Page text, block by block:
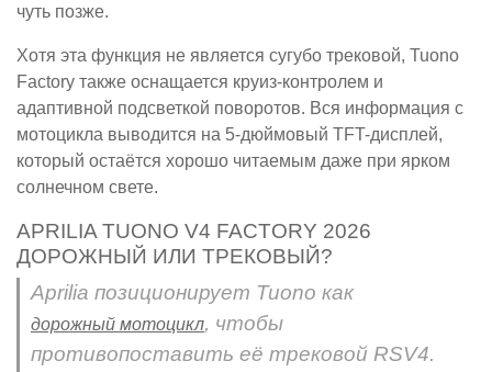
чуть позже.
Хотя эта функция не является сугубо трековой, Tuono
Factory также оснащается круиз-контролем и
адаптивной подсветкой поворотов. Вся информация с
мотоцикла выводится на 5-дюймовый TFT-дисплей,
который остаётся хорошо читаемым даже при ярком
солнечном свете.
APRILIA TUONO V4 FACTORY 2026
ДОРОЖНЫЙ ИЛИ ТРЕКОВЫЙ?
Aprilia позиционирует Tuono как
дорожный мотоцикл, чтобы
противопоставить её трековой RSV4.